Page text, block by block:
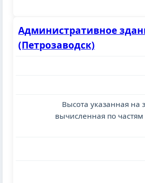
Административное
(Петрозаводск)
Высота указанная на
вычисленная по